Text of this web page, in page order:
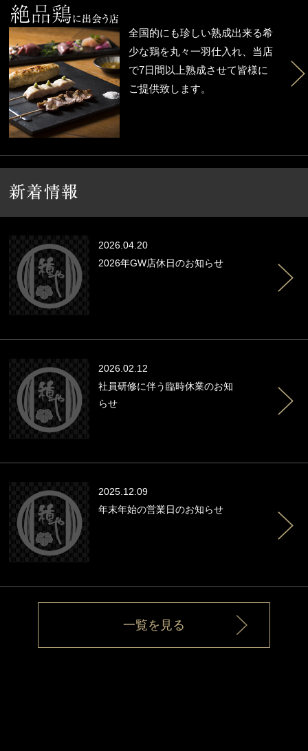
全国的にも珍しい熟成出来る希
少な鶏を丸々一羽仕入れ、当店
で7日間以上熟成させて皆様に
ご提供致します。
2026.04.20
2026年GW店休日のお知らせ
2026.02.12
社員研修に伴う臨時休業のお知
らせ
2025.12.09
年末年始の営業日のお知らせ
一覧を見る